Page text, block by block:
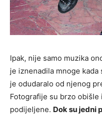
Ipak, nije samo muzika
je iznenadila mnoge
je odudaralo od njenog
Fotografije su brzo
podijeljene. Dok su jedni